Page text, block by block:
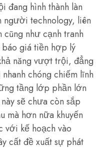
đang hình thành làn
người technology, liên
cũng như cạnh tranh
giá tiền hợp lý
năng vượt trội, đẳng
chóng chiếm lĩnh
tầng lớp phần lớn
sẽ chưa còn sắp
mà hơn nữa khuyến
với kế hoạch vào
cất đề xuất sự phát